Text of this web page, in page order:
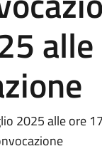
2025 alle ore